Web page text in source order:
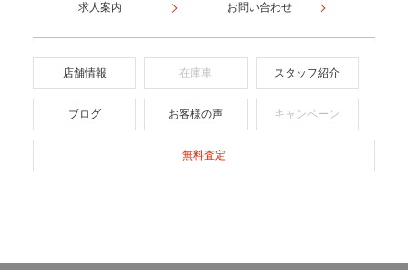
求人案内 お問い合わせ
店舗情報 在庫車 スタッフ紹介
ブログ お客様の声 キャンペーン
無料査定